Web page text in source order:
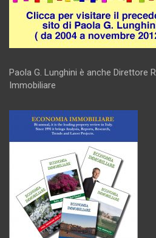
Paola G. Lunghini è anche Direttore
Immobiliare